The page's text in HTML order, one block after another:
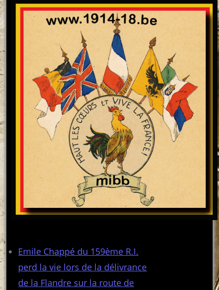
Emile Chappé du 159ème R.I.
perd la vie lors de la délivrance
de la Flandre sur la route de